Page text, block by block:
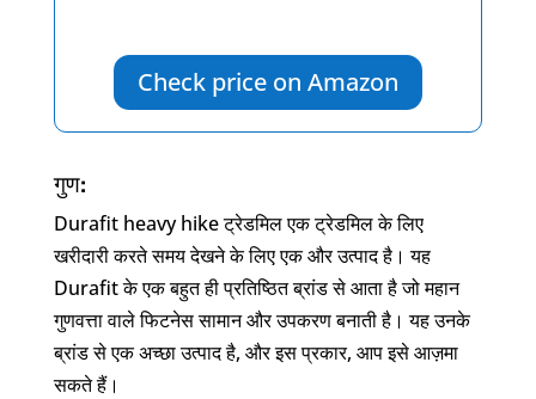
Check price on Amazon
गुण:
Durafit heavy hike ट्रेडमिल एक ट्रेडमिल के लिए
खरीदारी करते समय देखने के लिए एक और उत्पाद है। यह
Durafit के एक बहुत ही प्रतिष्ठित ब्रांड से आता है जो महान
गुणवत्ता वाले फिटनेस सामान और उपकरण बनाती है। यह उनके
ब्रांड से एक अच्छा उत्पाद है, और इस प्रकार, आप इसे आज़मा
सकते हैं।